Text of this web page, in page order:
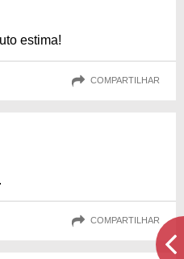
estima!
COMPARTILHAR
COMPARTILHAR